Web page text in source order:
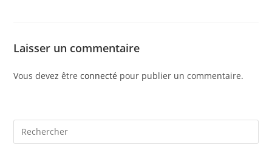
Laisser un commentaire
Vous devez êtreconnecté pour publier un commentaire.